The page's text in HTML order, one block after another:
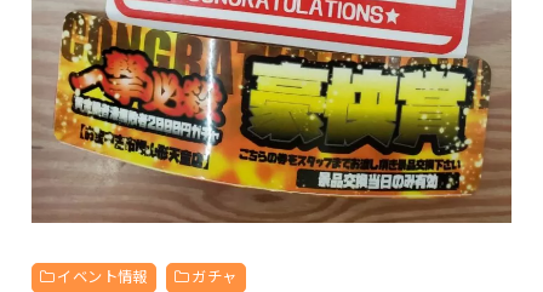
イベント情報 ガチャ